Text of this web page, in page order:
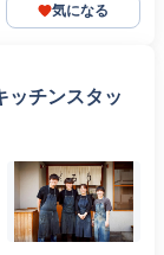
気になる
ッチンスタッ